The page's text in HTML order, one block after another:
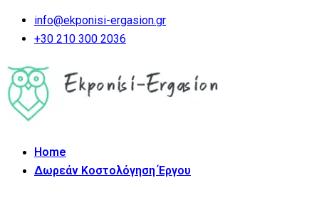
info@ekponisi-ergasion.gr
+30 210 300 2036
Home
Δωρεάν Κοστολόγηση Έργου